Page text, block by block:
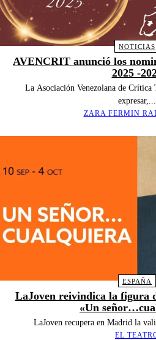
NOTICIAS
AVENCRIT anunció los
2025 -
La Asociación Venezolana de
expresar,...
ZARA FERMIN
ESPAÑA
LaJoven reivindica la figura
«Un
LaJoven recupera en Madrid la
EL